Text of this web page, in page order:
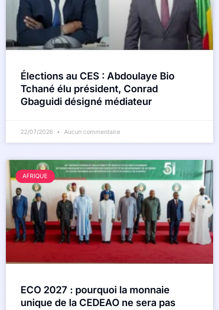
Élections au CES : Abdoulaye Bio
Tchané élu président, Conrad
Gbaguidi désigné médiateur
22/07/2026 Aucun commentaire
AFRIQUE
ECO 2027 : pourquoi la monnaie
unique de la CEDEAO ne sera pas